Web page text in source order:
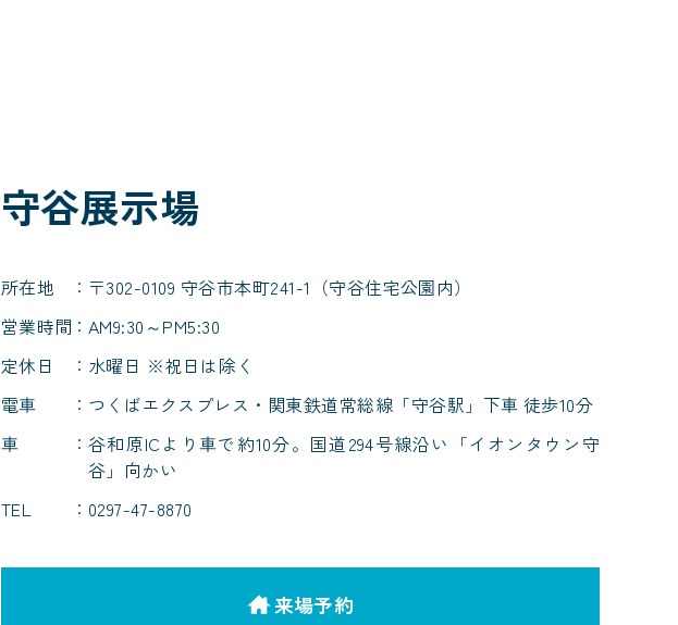
守谷展示場
所在地
〒302-0109 守谷市本町241-1（守谷住宅公園内）
営業時間
AM9:30～PM5:30
定休日
水曜日 ※祝日は除く
電車
つくばエクスプレス・関東鉄道常総線「守谷駅」下車 徒歩10分
車
谷和原ICより車で約10分。国道294号線沿い「イオンタウン守
谷」向かい
TEL
0297-47-8870
来場予約